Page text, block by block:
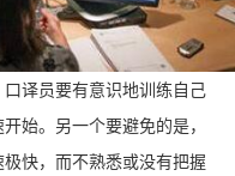
译员要有意识地训练自己
始。另一个要避免的是，
快，而不熟悉或没有把握